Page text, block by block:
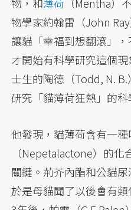
物學家約翰雷（John
讓貓「幸福到想翻滾」
才開始有科學研究這個
士生的陶德（Todd, N.
研究「貓薄荷狂熱」的科
他發現，貓薄荷含有一
（Nepetalactone）的
關鍵。荊芥內酯和公貓
於是母貓聞了以後會有